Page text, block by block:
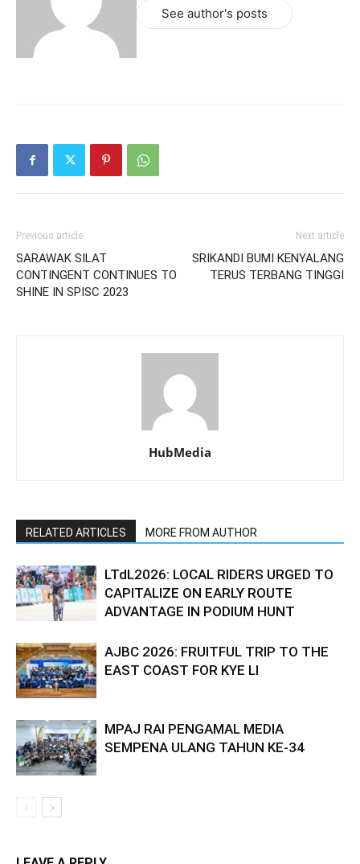
See author's posts
Previous article
SARAWAK SILAT
CONTINGENT CONTINUES TO
SHINE IN SPISC 2023
Next article
SRIKANDI BUMI KENYALANG
TERUS TERBANG TINGGI
HubMedia
RELATED ARTICLES MORE FROM AUTHOR
LTdL2026: LOCAL RIDERS URGED TO
CAPITALIZE ON EARLY ROUTE
ADVANTAGE IN PODIUM HUNT
AJBC 2026: FRUITFUL TRIP TO THE
EAST COAST FOR KYE LI
MPAJ RAI PENGAMAL MEDIA
SEMPENA ULANG TAHUN KE-34